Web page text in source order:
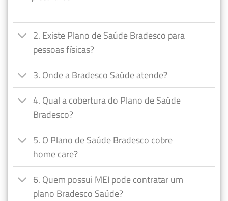
2. Existe Plano de Saúde Bradesco para
pessoas físicas?
3. Onde a Bradesco Saúde atende?
4. Qual a cobertura do Plano de Saúde
Bradesco?
5. O Plano de Saúde Bradesco cobre
home care?
6. Quem possui MEI pode contratar um
plano Bradesco Saúde?